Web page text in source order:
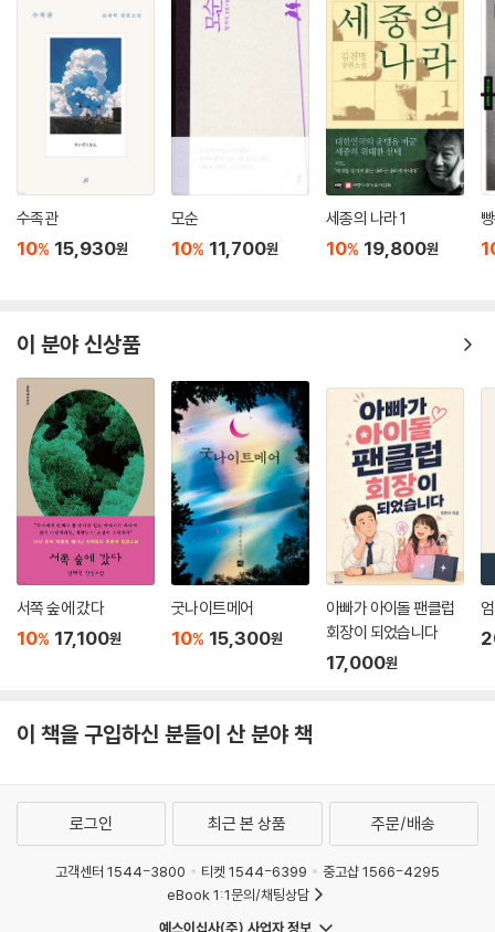
브뤼셀 역으로 걸어가면서 고우창은 자신이 게임 속 캐릭터가 된 것 같은
기분이 들었다. (……) 오랜만에 주사위 5와 5가 나와서 게임을 역전시키
는가 싶으면 앞서 달리는 캐릭터들은 6과 6이 나와서 멀찌감치 달아나고,
제대로 된 미션카드로 상대방을 엿먹였나 싶으면 폭설카드나 파업카드로
역습을 당해 오도 가도 못하는 처지가 되는 캐릭터가 바로 고우창이었다.
한 번도 게임을 주도해본 적이 없었다. 늘 2등이었고 3등이었지만 한 번도
실망한 적이 없었는데, 언제나 뒤쫓기만 하는 자신에게 처음으로 짜증이
났다. 멋지게 1등으로 도착하여 결승 테이프를 끊는 자신을 보고 싶었다.(2
39쪽)
다시 한번, 주사위는 우연과 필연의 게임이다. 결코 내 의지대로 움직여주
지 않는다. 이것은 우리의 삶과도 다르지 않다. 하지만, 아무 상관 없다. 김
중혁과 그의 소설은, 이것이 어찌할 수 없는 너의 운명이니 그대로 순응하
고 받아들이라 하지 않는다. 주사위는 이제 한번 던져졌을 뿐이다. 내 안에
는 무언가를 새롭게 생성할 수 있는 능력이 있다. 이 능력을 긍정하고 자신
의 삶을 긍정한다면 다시 한번 더, 를 선택하면 된다. 다시 원점. 이제는 내
가 던질 차례다. 말은 다시 이동한다. 그러니까 한번 더!. 주사위는 공평한
거니까.
어쩌면 이것은 삶을 긍정하는 주문일지도 모르겠다. 머리가 알지 못하는
것을 가슴은 안다. 이것은 또한 내 안의 어떤 목소리에 온 맘과 온 맘을 내
맡기는 일일지도 모르겠다. 우리는 어떻게든 내 방식으로 살아내고 있으니
제가 생각하는 해피엔딩이란, ‘행복하게 잘 살았습니다’까지는 아니고, 모
반짝반짝 빛나는……
등단 십일 년, 두 권의 소설집, 그리고 이제 두번째 장편소설 『미스터 모노
수족관
10% 15,930원
모순
10% 11,700원
세종의 나라 1
10% 19,800원
이 분야 신상품
서쪽 숲에 갔다
10% 17,100원
굿나이트메어
10% 15,300원
아빠가 아이돌 팬클럽
회장이 되었습니다
17,000원
이 책을 구입하신 분들이 산 분야 책
로그인 최근 본 상품 주문/배송
고객센터 1544-3800 티켓 1544-6399
중고샵 1566-4295
eBook 1:1문의/채팅상담
예스이십사(주) 사업자 정보